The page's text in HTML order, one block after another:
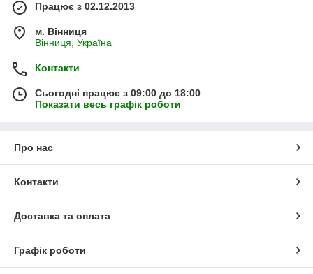
Працює з 02.12.2013
м. Вінниця
Вінниця, Україна
Контакти
Сьогодні працює з 09:00 до 18:00
Показати весь графік роботи
Про нас
Контакти
Доставка та оплата
Графік роботи